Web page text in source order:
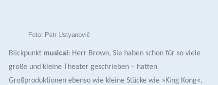
Foto: Petr Ustyanovič
Blickpunkt musical : Herr Brown, Sie haben schon für so viele
große und kleine Theater geschrieben – hatten
Großproduktionen ebenso wie kleine Stücke wie »King Kong«,